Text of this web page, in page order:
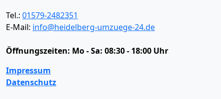
Tel.: 01579-2482351
E-Mail: info@heidelberg-umzuege-24.de
Öffnungszeiten: Mo - Sa: 08:30 - 18:00 Uhr
Impressum
Datenschutz